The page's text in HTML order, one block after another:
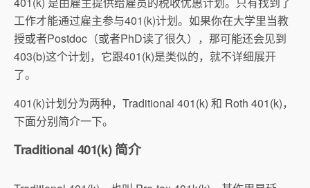
工作才能通过雇主参与401(k)计划。如果你在大学里当教
授或者Postdoc（或者PhD读了很久），那可能还会见到
403(b)这个计划，它跟401(k)是类似的，就不详细展开
了。
401(k)计划分为两种，Traditional 401(k) 和 Roth 401(k)，
下面分别简介一下。
Traditional 401(k) 简介